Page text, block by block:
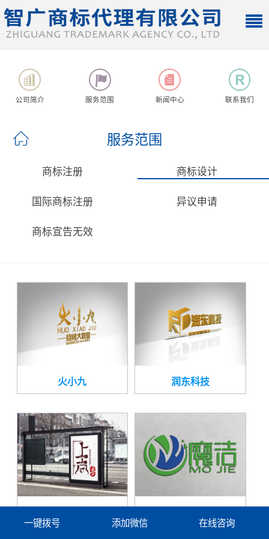
一键拨号 添加微信 在线咨询
公司简介 服务范围 新闻中心 联系我们
服务范围
商标注册 商标设计
国际商标注册 异议申请
商标宣告无效
火小九 润东科技